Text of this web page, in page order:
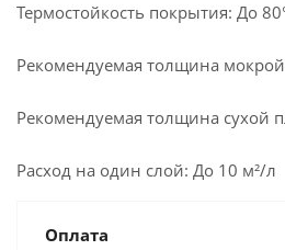
Термостойкость покрытия: До
Рекомендуемая толщина
Рекомендуемая толщина сухой
Расход на один слой: До 10 м²/л
Оплата